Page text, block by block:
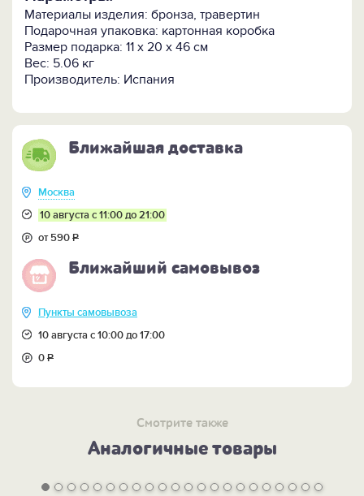
Авторская ручная работа (Испания)!
Ограниченный мировой тираж - каждая скульптура
имеет свой уникальный номер.
восхищение мужчин - смелой, решительной, но в то
же время хрупкой и изящной представительнице
прекрасного пола.
Мужчины - ценители и поклонники жеской красоты -
также оценят столь изысканную авторскую работу.
Материалы изделия: бронза, травертин
Подарочная упаковка: картонная коробка
Размер подарка: 11 x 20 x 46 см
Вес: 5.06 кг
Производитель: Испания
Ближайшая доставка
Москва
10 августа с 11:00 до 21:00
от 590Р
Ближайший самовывоз
Пункты самовывоза
10 августа с 10:00 до 17:00
0Р
Смотрите также
Аналогичные товары